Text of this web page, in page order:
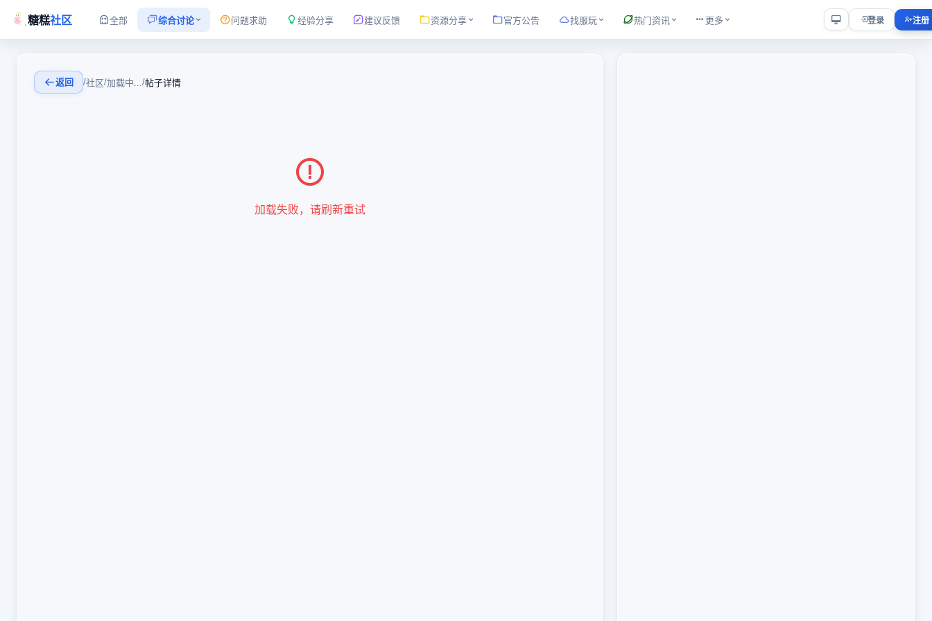
糖糕社区 全部 综合讨论 问题求助 经验分享 建议反馈 资源分享 官方公告 找服玩 热门资讯 更多 登录 注册
返回 /社区/加载中.../帖子详情
加载失败，请刷新重试